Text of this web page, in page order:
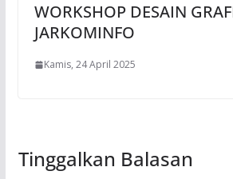
WORKSHOP DESAIN
JARKOMINFO
Kamis, 24 April 2025
Tinggalkan Balasan